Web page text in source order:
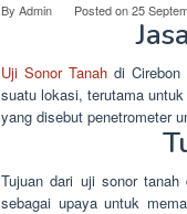
By Admin Posted on25
Uji Sonor Tanahdi Cirebon
suatu lokasi, terutama
yang disebut penetrometer
Tujuan dari uji sonor
sebagai upaya untuk